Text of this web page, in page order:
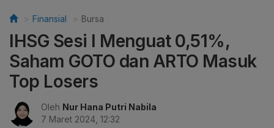
Finansial Bursa
IHSG Sesi I Menguat 0,51%,
Saham GOTO dan ARTO Masuk
Top Losers
Oleh Nur Hana Putri Nabila
7 Maret 2024, 12:32